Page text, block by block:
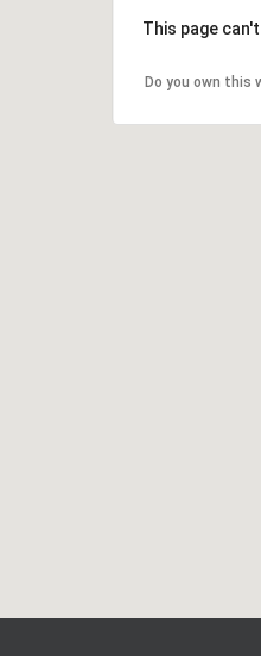
This page
Do you own this